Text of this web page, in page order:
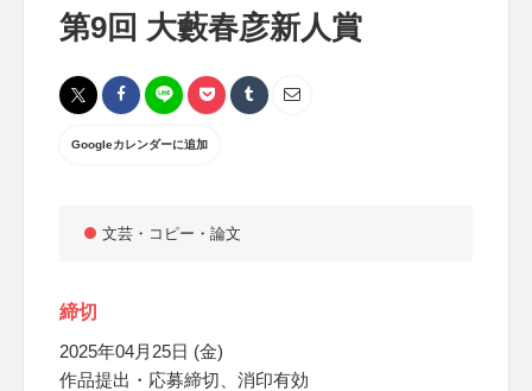
第9回 大藪春彦新人賞
Googleカレンダーに追加
文芸・コピー・論文
締切
2025年04月25日 (金)
作品提出・応募締切、消印有効